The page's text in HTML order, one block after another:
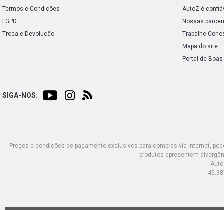
Termos e Condições
LGPD
Troca e Devolução
AutoZ é
Nossas
Trabalhe
Mapa do site
Portal de
SIGA-NOS:
Preços e condições de pagamento exclusivos para compras via internet,
produtos apresentem